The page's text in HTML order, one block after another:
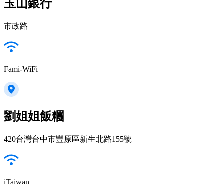
玉山銀行
市政路
Fami-WiFi
劉姐姐飯糰
420台灣台中市豐原區新生北路155號